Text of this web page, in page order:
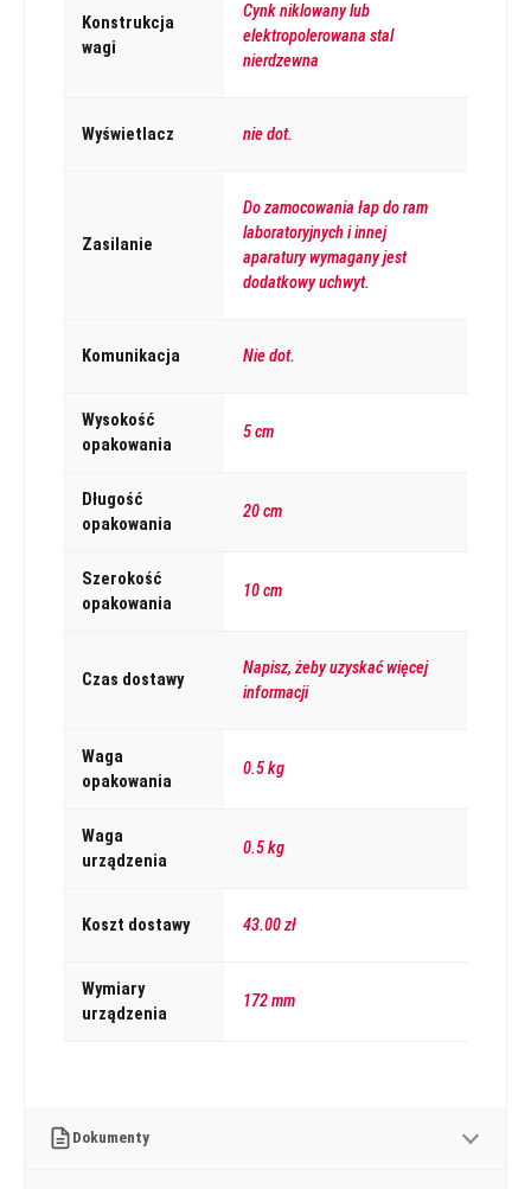
Konstrukcja
wagi
Cynk niklowany lub
elektropolerowana stal
nierdzewna
Wyświetlacz nie dot.
Zasilanie
Do zamocowania łap do ram
laboratoryjnych i innej
aparatury wymagany jest
dodatkowy uchwyt.
Komunikacja Nie dot.
Wysokość
opakowania
5 cm
Długość
opakowania
20 cm
Szerokość
opakowania
10 cm
Czas dostawy
Napisz, żeby uzyskać więcej
informacji
Waga
opakowania
0.5 kg
Waga
urządzenia
0.5 kg
Koszt dostawy 43.00 zł
Wymiary
urządzenia
172 mm
Dokumenty